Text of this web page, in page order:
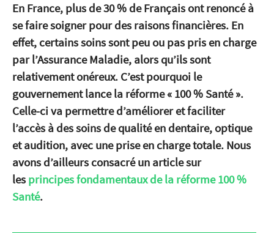
En France, plus de 30 % de Français ont renoncé à
se faire soigner pour des raisons financières. En
effet, certains soins sont peu ou pas pris en charge
par l’Assurance Maladie, alors qu’ils sont
relativement onéreux. C’est pourquoi le
gouvernement lance la réforme « 100 % Santé ».
Celle-ci va permettre d’améliorer et faciliter
l’accès à des soins de qualité en dentaire, optique
et audition, avec une prise en charge totale. Nous
avons d’ailleurs consacré un article sur
les principes fondamentaux de la réforme 100 %
Santé.